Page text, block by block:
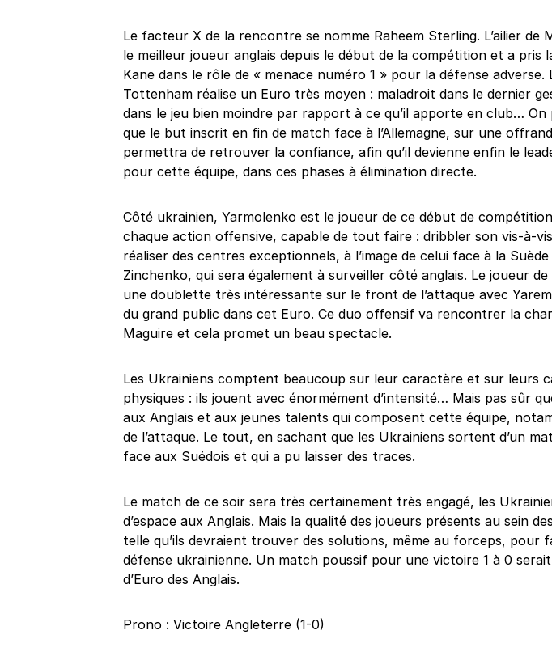
Le facteur X de la rencontre se nomme Raheem Sterling. L’ailier de
le meilleur joueur anglais depuis le début de la compétition et a pris
Kane dans le rôle de « menace numéro 1 » pour la défense adverse.
Tottenham réalise un Euro très moyen : maladroit dans le dernier
dans le jeu bien moindre par rapport à ce qu’il apporte en club…
que le but inscrit en fin de match face à l’Allemagne, sur une
permettra de retrouver la confiance, afin qu’il devienne enfin le
pour cette équipe, dans ces phases à élimination directe.
Côté ukrainien, Yarmolenko est le joueur de ce début de
chaque action offensive, capable de tout faire : dribbler son vis-à-
réaliser des centres exceptionnels, à l’image de celui face à la
Zinchenko, qui sera également à surveiller côté anglais. Le joueur
une doublette très intéressante sur le front de l’attaque avec
du grand public dans cet Euro. Ce duo offensif va rencontrer la
Maguire et cela promet un beau spectacle.
Les Ukrainiens comptent beaucoup sur leur caractère et sur leurs
physiques : ils jouent avec énormément d’intensité… Mais pas sûr
aux Anglais et aux jeunes talents qui composent cette équipe,
de l’attaque. Le tout, en sachant que les Ukrainiens sortent d’un
face aux Suédois et qui a pu laisser des traces.
Le match de ce soir sera très certainement très engagé, les
d’espace aux Anglais. Mais la qualité des joueurs présents au sein des
telle qu’ils devraient trouver des solutions, même au forceps, pour
défense ukrainienne. Un match poussif pour une victoire 1 à 0 serait
d’Euro des Anglais.
Prono : Victoire Angleterre (1-0)